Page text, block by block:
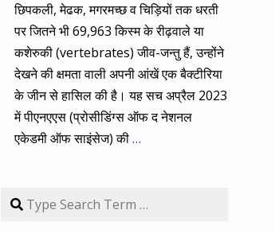
छिपकली, मेढक, मगरमच्छ व चिड़ियों तक धरती
पर जितने भी 69,963 किस्म के रीढ़वाले या
कशेरुकी (vertebrates) जीव-जन्तु हैं, उन्होंने
देखने की क्षमता वाली अपनी आंखें एक बैक्टीरिया
के जीन से हासिल की है। यह सच अप्रैल 2023
में पीएनएएस (प्रोसीडिंग्स ऑफ द नेशनल
एकेडमी ऑफ साइंसेज) की…
Search